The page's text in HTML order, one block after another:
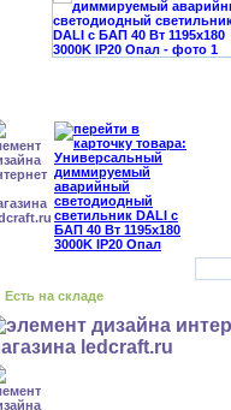
Есть на складе